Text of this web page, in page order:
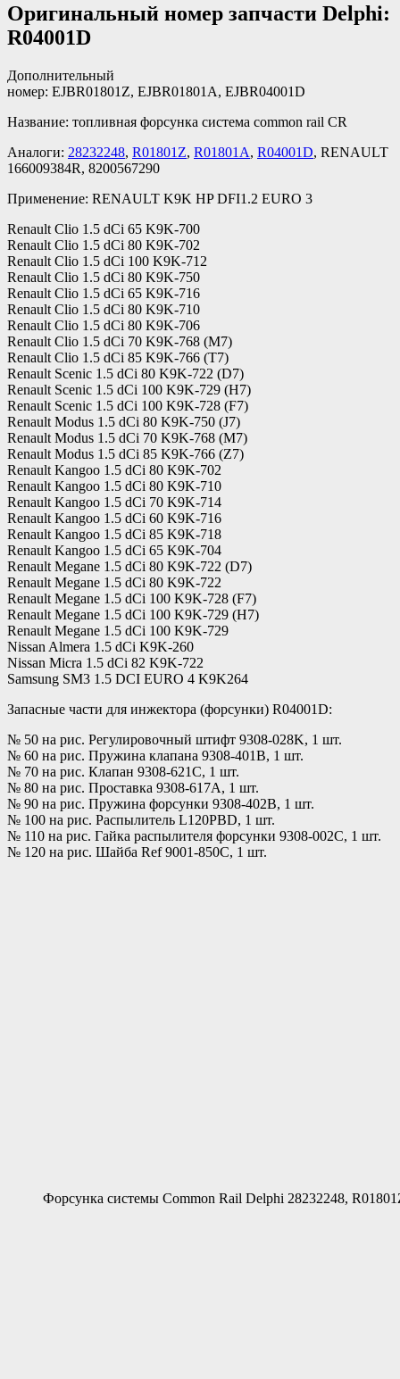
Оригинальный номер запчасти Delphi:
R04001D
Дополнительный
номер: EJBR01801Z, EJBR01801A, EJBR04001D
Название: топливная форсунка система common rail CR
Аналоги: 28232248, R01801Z, R01801A, R04001D, RENAULT
166009384R, 8200567290
Применение: RENAULT K9K HP DFI1.2 EURO 3
Renault Clio 1.5 dCi 65 K9K-700
Renault Clio 1.5 dCi 80 K9K-702
Renault Clio 1.5 dCi 100 K9K-712
Renault Clio 1.5 dCi 80 K9K-750
Renault Clio 1.5 dCi 65 K9K-716
Renault Clio 1.5 dCi 80 K9K-710
Renault Clio 1.5 dCi 80 K9K-706
Renault Clio 1.5 dCi 70 K9K-768 (M7)
Renault Clio 1.5 dCi 85 K9K-766 (T7)
Renault Scenic 1.5 dCi 80 K9K-722 (D7)
Renault Scenic 1.5 dCi 100 K9K-729 (H7)
Renault Scenic 1.5 dCi 100 K9K-728 (F7)
Renault Modus 1.5 dCi 80 K9K-750 (J7)
Renault Modus 1.5 dCi 70 K9K-768 (M7)
Renault Modus 1.5 dCi 85 K9K-766 (Z7)
Renault Kangoo 1.5 dCi 80 K9K-702
Renault Kangoo 1.5 dCi 80 K9K-710
Renault Kangoo 1.5 dCi 70 K9K-714
Renault Kangoo 1.5 dCi 60 K9K-716
Renault Kangoo 1.5 dCi 85 K9K-718
Renault Kangoo 1.5 dCi 65 K9K-704
Renault Megane 1.5 dCi 80 K9K-722 (D7)
Renault Megane 1.5 dCi 80 K9K-722
Renault Megane 1.5 dCi 100 K9K-728 (F7)
Renault Megane 1.5 dCi 100 K9K-729 (H7)
Renault Megane 1.5 dCi 100 K9K-729
Nissan Almera 1.5 dCi K9K-260
Nissan Micra 1.5 dCi 82 K9K-722
Samsung SM3 1.5 DCI EURO 4 K9K264
Запасные части для инжектора (форсунки) R04001D:
№ 50 на рис. Регулировочный штифт 9308-028K, 1 шт.
№ 60 на рис. Пружина клапана 9308-401B, 1 шт.
№ 70 на рис. Клапан 9308-621C, 1 шт.
№ 80 на рис. Проставка 9308-617A, 1 шт.
№ 90 на рис. Пружина форсунки 9308-402B, 1 шт.
№ 100 на рис. Распылитель L120PBD, 1 шт.
№ 110 на рис. Гайка распылителя форсунки 9308-002C, 1 шт.
№ 120 на рис. Шайба Ref 9001-850C, 1 шт.
Форсунка системы Common Rail Delphi 28232248,